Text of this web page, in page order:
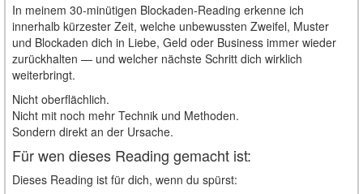
In meinem 30-minütigen Blockaden-Reading erkenne ich
innerhalb kürzester Zeit, welche unbewussten Zweifel, Muster
und Blockaden dich in Liebe, Geld oder Business immer wieder
zurückhalten — und welcher nächste Schritt dich wirklich
weiterbringt.
Nicht oberflächlich.
Nicht mit noch mehr Technik und Methoden.
Sondern direkt an der Ursache.
Für wen dieses Reading gemacht ist:
Dieses Reading ist für dich, wenn du spürst: